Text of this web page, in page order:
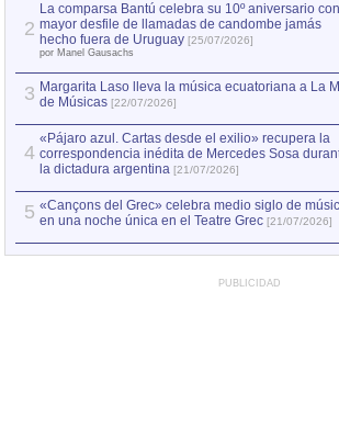
2
La comparsa Bantú celebra su 10º aniversario con
mayor desfile de llamadas de candombe jamás
hecho fuera de Uruguay [25/07/2026]
por Manel Gausachs
3 Margarita Laso lleva la música ecuatoriana a La
de Músicas [22/07/2026]
4
«Pájaro azul. Cartas desde el exilio» recupera la
correspondencia inédita de Mercedes Sosa
la dictadura argentina [21/07/2026]
5 «Cançons del Grec» celebra medio siglo de
en una noche única en el Teatre Grec [21/07/2026]
PUBLICIDAD